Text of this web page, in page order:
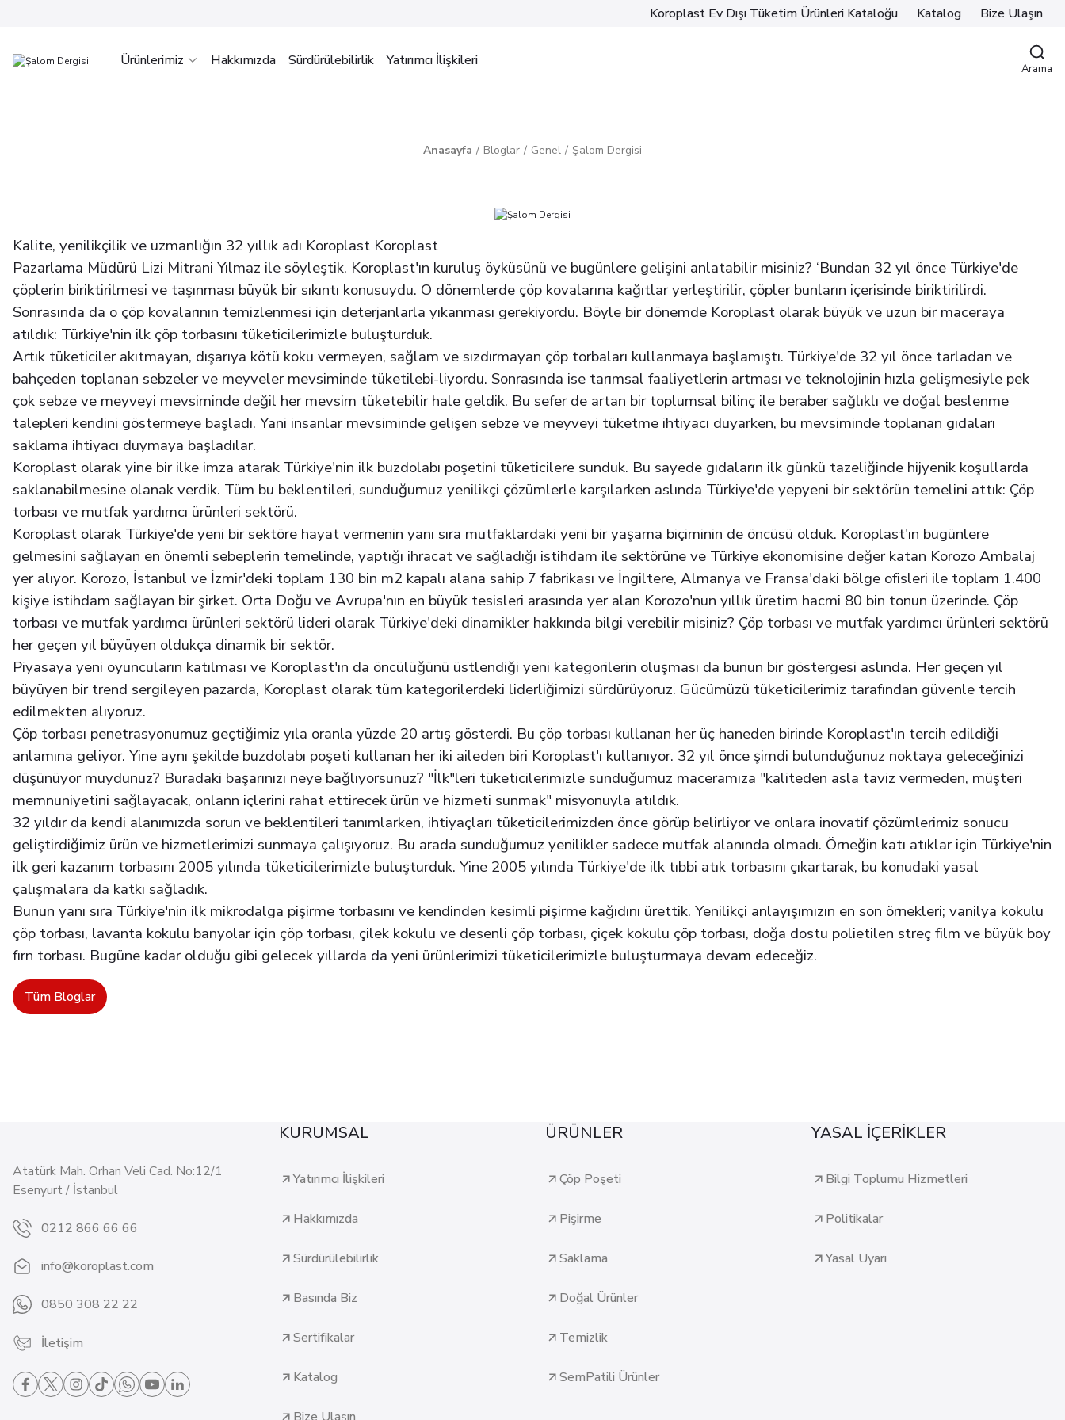
Koroplast Ev Dışı Tüketim Ürünleri Kataloğu Katalog Bize Ulaşın
Ürünlerimiz Hakkımızda Sürdürülebilirlik Yatırımcı İlişkileri Arama
Anasayfa Bloglar Genel Şalom Dergisi
Kalite, yenilikçilik ve uzmanlığın 32 yıllık adı Koroplast Koroplast
Pazarlama Müdürü Lizi Mitrani Yılmaz ile söyleştik. Koroplast'ın kuruluş öyküsünü ve bugünlere gelişini anlatabilir misiniz? ‘Bundan 32 yıl önce Türkiye'de
çöplerin biriktirilmesi ve taşınması büyük bir sıkıntı konusuydu. O dönemlerde çöp kovalarına kağıtlar yerleştirilir, çöpler bunların içerisinde biriktirilirdi.
Sonrasında da o çöp kovalarının temizlenmesi için deterjanlarla yıkanması gerekiyordu. Böyle bir dönemde Koroplast olarak büyük ve uzun bir maceraya
atıldık: Türkiye'nin ilk çöp torbasını tüketicilerimizle buluşturduk.
Artık tüketiciler akıtmayan, dışarıya kötü koku vermeyen, sağlam ve sızdırmayan çöp torbaları kullanmaya başlamıştı. Türkiye'de 32 yıl önce tarladan ve
bahçeden toplanan sebzeler ve meyveler mevsiminde tüketilebi-liyordu. Sonrasında ise tarımsal faaliyetlerin artması ve teknolojinin hızla gelişmesiyle pek
çok sebze ve meyveyi mevsiminde değil her mevsim tüketebilir hale geldik. Bu sefer de artan bir toplumsal bilinç ile beraber sağlıklı ve doğal beslenme
talepleri kendini göstermeye başladı. Yani insanlar mevsiminde gelişen sebze ve meyveyi tüketme ihtiyacı duyarken, bu mevsiminde toplanan gıdaları
saklama ihtiyacı duymaya başladılar.
Koroplast olarak yine bir ilke imza atarak Türkiye'nin ilk buzdolabı poşetini tüketicilere sunduk. Bu sayede gıdaların ilk günkü tazeliğinde hijyenik koşullarda
saklanabilmesine olanak verdik. Tüm bu beklentileri, sunduğumuz yenilikçi çözümlerle karşılarken aslında Türkiye'de yepyeni bir sektörün temelini attık: Çöp
torbası ve mutfak yardımcı ürünleri sektörü.
Koroplast olarak Türkiye'de yeni bir sektöre hayat vermenin yanı sıra mutfaklardaki yeni bir yaşama biçiminin de öncüsü olduk. Koroplast'ın bugünlere
gelmesini sağlayan en önemli sebeplerin temelinde, yaptığı ihracat ve sağladığı istihdam ile sektörüne ve Türkiye ekonomisine değer katan Korozo Ambalaj
yer alıyor. Korozo, İstanbul ve İzmir'deki toplam 130 bin m2 kapalı alana sahip 7 fabrikası ve İngiltere, Almanya ve Fransa'daki bölge ofisleri ile toplam 1.400
kişiye istihdam sağlayan bir şirket. Orta Doğu ve Avrupa'nın en büyük tesisleri arasında yer alan Korozo'nun yıllık üretim hacmi 80 bin tonun üzerinde. Çöp
torbası ve mutfak yardımcı ürünleri sektörü lideri olarak Türkiye'deki dinamikler hakkında bilgi verebilir misiniz? Çöp torbası ve mutfak yardımcı ürünleri sektörü
her geçen yıl büyüyen oldukça dinamik bir sektör.
Piyasaya yeni oyuncuların katılması ve Koroplast'ın da öncülüğünü üstlendiği yeni kategorilerin oluşması da bunun bir göstergesi aslında. Her geçen yıl
büyüyen bir trend sergileyen pazarda, Koroplast olarak tüm kategorilerdeki liderliğimizi sürdürüyoruz. Gücümüzü tüketicilerimiz tarafından güvenle tercih
edilmekten alıyoruz.
Çöp torbası penetrasyonumuz geçtiğimiz yıla oranla yüzde 20 artış gösterdi. Bu çöp torbası kullanan her üç haneden birinde Koroplast'ın tercih edildiği
anlamına geliyor. Yine aynı şekilde buzdolabı poşeti kullanan her iki aileden biri Koroplast'ı kullanıyor. 32 yıl önce şimdi bulunduğunuz noktaya geleceğinizi
düşünüyor muydunuz? Buradaki başarınızı neye bağlıyorsunuz? "İlk"leri tüketicilerimizle sunduğumuz maceramıza "kaliteden asla taviz vermeden, müşteri
memnuniyetini sağlayacak, onlann içlerini rahat ettirecek ürün ve hizmeti sunmak" misyonuyla atıldık.
32 yıldır da kendi alanımızda sorun ve beklentileri tanımlarken, ihtiyaçları tüketicilerimizden önce görüp belirliyor ve onlara inovatif çözümlerimiz sonucu
geliştirdiğimiz ürün ve hizmetlerimizi sunmaya çalışıyoruz. Bu arada sunduğumuz yenilikler sadece mutfak alanında olmadı. Örneğin katı atıklar için Türkiye'nin
ilk geri kazanım torbasını 2005 yılında tüketicilerimizle buluşturduk. Yine 2005 yılında Türkiye'de ilk tıbbi atık torbasını çıkartarak, bu konudaki yasal
çalışmalara da katkı sağladık.
Bunun yanı sıra Türkiye'nin ilk mikrodalga pişirme torbasını ve kendinden kesimli pişirme kağıdını ürettik. Yenilikçi anlayışımızın en son örnekleri; vanilya kokulu
çöp torbası, lavanta kokulu banyolar için çöp torbası, çilek kokulu ve desenli çöp torbası, çiçek kokulu çöp torbası, doğa dostu polietilen streç film ve büyük boy
fırn torbası. Bugüne kadar olduğu gibi gelecek yıllarda da yeni ürünlerimizi tüketicilerimizle buluşturmaya devam edeceğiz.
Tüm Bloglar
Atatürk Mah. Orhan Veli Cad. No:12/1
Esenyurt / İstanbul
0212 866 66 66
info@koroplast.com
0850 308 22 22
İletişim
KURUMSAL
Yatırımcı İlişkileri
Hakkımızda
Sürdürülebilirlik
Basında Biz
Sertifikalar
Katalog
ÜRÜNLER
Çöp Poşeti
Pişirme
Saklama
Doğal Ürünler
Temizlik
SemPatili Ürünler
YASAL İÇERİKLER
Bilgi Toplumu Hizmetleri
Politikalar
Yasal Uyarı